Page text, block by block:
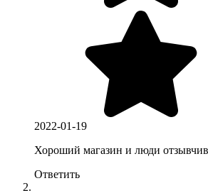
2022-01-19
Хороший магазин и люди
Ответить